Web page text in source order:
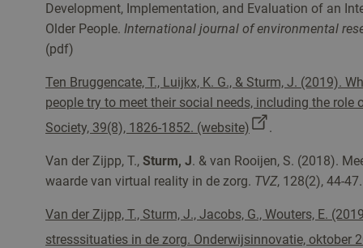
Development, Implementation, and Evaluation of an
Older People. International journal of environmental
(pdf)
Ten Bruggencate, T., Luijkx, K. G., & Sturm, J. (2019).
people try to meet their social needs, including the role
Society, 39(8), 1826-1852. (website)
.
Van der Zijpp, T., Sturm, J. & van Rooijen, S. (2018).
waarde van virtual reality in de zorg. TVZ, 128(2), 44-
Van der Zijpp, T., Sturm, J., Jacobs, G., Wouters, E.
stresssituaties in de zorg. Onderwijsinnovatie, oktober